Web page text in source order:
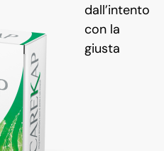
dall’intento
con la
giusta